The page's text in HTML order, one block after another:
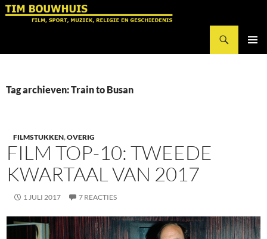
Ga
Tag archieven: Train to Busan
FILMSTUKKEN,OVERIG
FILM TOP-10: TWEEDE
KWARTAAL VAN 2017
1 JULI 2017 7 REACTIES